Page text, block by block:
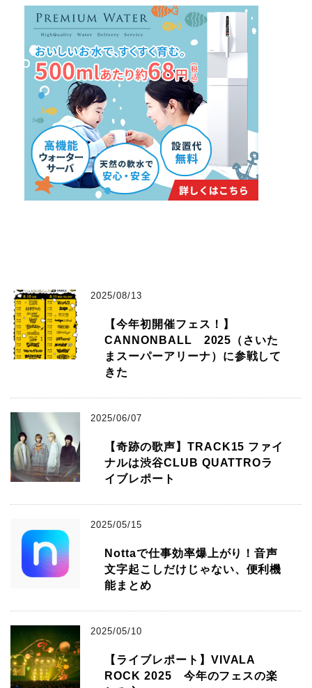
2025/08/13
【今年初開催フェス！】
CANNONBALL 2025（さいた
まスーパーアリーナ）に参戦して
きた
2025/06/07
【奇跡の歌声】TRACK15 ファイ
ナルは渋谷CLUB QUATTROラ
イブレポート
2025/05/15
Nottaで仕事効率爆上がり！音声
文字起こしだけじゃない、便利機
能まとめ
2025/05/10
【ライブレポート】VIVALA
ROCK 2025 今年のフェスの楽